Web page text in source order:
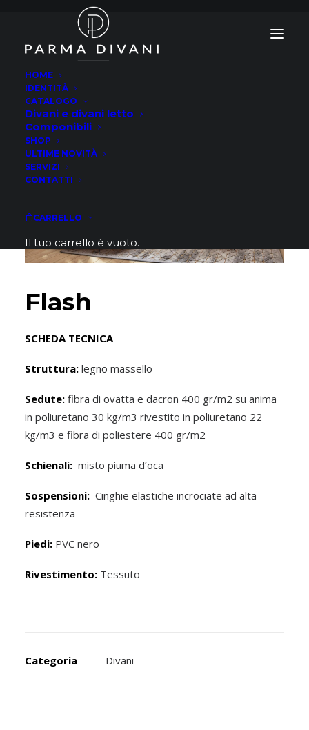
HOME
IDENTITÀ
CATALOGO
Divani e divani letto
Componibili
SHOP
ULTIME NOVITÀ
SERVIZI
CONTATTI
CARRELLO
Il tuo carrello è vuoto.
Flash
SCHEDA TECNICA
Struttura: legno massello
Sedute: fibra di ovatta e dacron 400 gr/m2 su anima
in poliuretano 30 kg/m3 rivestito in poliuretano 22
kg/m3 e fibra di poliestere 400 gr/m2
Schienali: misto piuma d’oca
Sospensioni: Cinghie elastiche incrociate ad alta
resistenza
Piedi: PVC nero
Rivestimento: Tessuto
Categoria Divani